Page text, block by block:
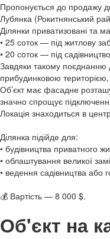
Пропонується до продажу
Лубянка (Рокитнянський
Ділянки приватизовані та
• 25 соток — під житлову
• 20 соток — під садівництво
Завдяки такому поєднанню
прибудинковою
Об’єкт має фасадне
значно спрощує
Локація знаходиться в
Ділянка підійде для:
• будівництва приватного
• облаштування великої
• ведення садівництва або
💰 Вартість — 8 000 $.
Об'єкт на